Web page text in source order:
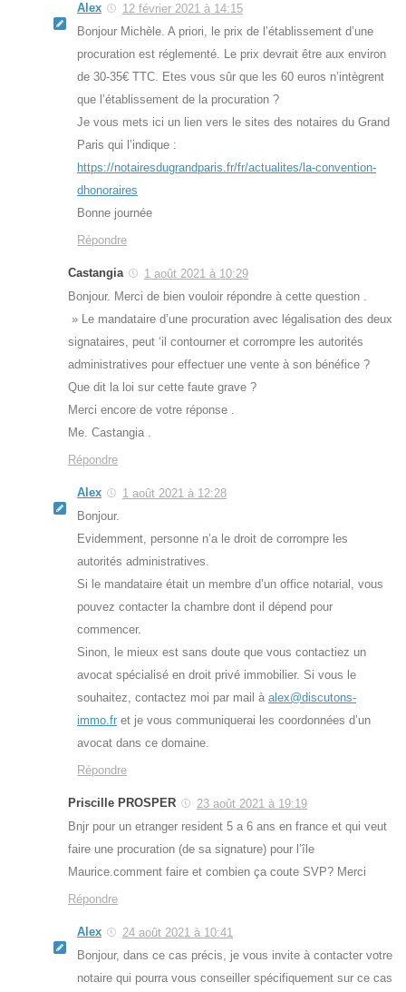
Alex
12 février 2021 à 14:15
Bonjour Michèle. A priori, le prix de l’établissement d’une
procuration est réglementé. Le prix devrait être aux environ
de 30-35€ TTC. Etes vous sûr que les 60 euros n’intègrent
que l’établissement de la procuration ?
Je vous mets ici un lien vers le sites des notaires du Grand
Paris qui l’indique :
https://notairesdugrandparis.fr/fr/actualites/la-convention-
dhonoraires
Bonne journée
Répondre
Castangia
1 août 2021 à 10:29
Bonjour. Merci de bien vouloir répondre à cette question .
» Le mandataire d’une procuration avec légalisation des deux
signataires, peut ‘il contourner et corrompre les autorités
administratives pour effectuer une vente à son bénéfice ?
Que dit la loi sur cette faute grave ?
Merci encore de votre réponse .
Me. Castangia .
Répondre
Alex
1 août 2021 à 12:28
Bonjour.
Evidemment, personne n’a le droit de corrompre les
autorités administratives.
Si le mandataire était un membre d’un office notarial, vous
pouvez contacter la chambre dont il dépend pour
commencer.
Sinon, le mieux est sans doute que vous contactiez un
avocat spécialisé en droit privé immobilier. Si vous le
souhaitez, contactez moi par mail à alex@discutons-
immo.fr et je vous communiquerai les coordonnées d’un
avocat dans ce domaine.
Répondre
Priscille PROSPER
23 août 2021 à 19:19
Bnjr pour un etranger resident 5 a 6 ans en france et qui veut
faire une procuration (de sa signature) pour l’île
Maurice.comment faire et combien ça coute SVP? Merci
Répondre
Alex
24 août 2021 à 10:41
Bonjour, dans ce cas précis, je vous invite à contacter votre
notaire qui pourra vous conseiller spécifiquement sur ce cas